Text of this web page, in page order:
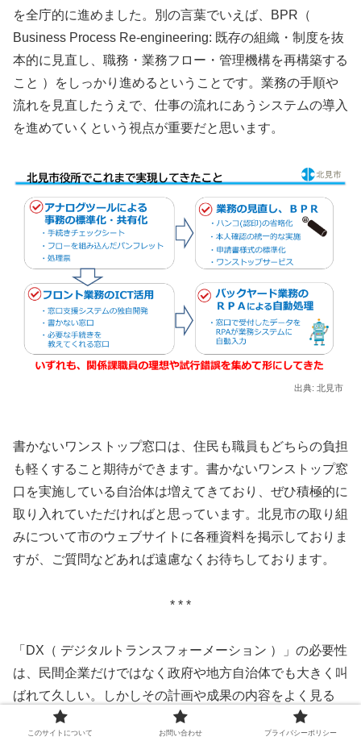
を全庁的に進めました。別の言葉でいえば、BPR（
Business Process Re-engineering: 既存の組織・制度を抜
本的に見直し、職務・業務フロー・管理機構を再構築する
こと ）をしっかり進めるということです。業務の手順や
流れを見直したうえで、仕事の流れにあうシステムの導入
を進めていくという視点が重要だと思います。
出典: 北見市
書かないワンストップ窓口は、住民も職員もどちらの負担
も軽くすること期待ができます。書かないワンストップ窓
口を実施している自治体は増えてきており、ぜひ積極的に
取り入れていただければと思っています。北見市の取り組
みについて市のウェブサイトに各種資料を掲示しておりま
すが、ご質問などあれば遠慮なくお待ちしております。
* * *
「DX（ デジタルトランスフォーメーション ）」の必要性
は、民間企業だけではなく政府や地方自治体でも大きく叫
ばれて久しい。しかしその計画や成果の内容をよく見る
と、単に既存業務のデジタル化で終わっている例も少なく
ない。「DX」の意味は「デジタルの力を使って今までの
このサイトについて お問い合わせ プライバシーポリシー